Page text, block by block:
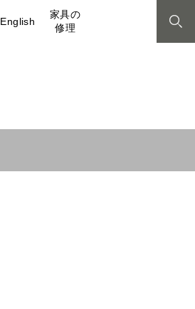
English
家具の
修理